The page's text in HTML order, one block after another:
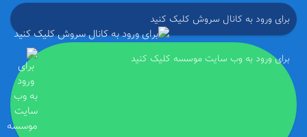
برای ورود به کانال سروش کلیک کنید
برای ورود به وب سایت موسسه کلیک کنید